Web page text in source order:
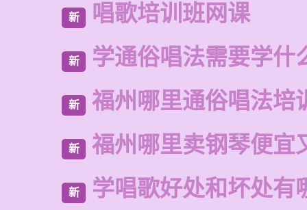
新 唱歌培训班网课
新 学通俗唱法需要学什
新 福州哪里通俗唱法培
新 福州哪里卖钢琴便宜
新 学唱歌好处和坏处有